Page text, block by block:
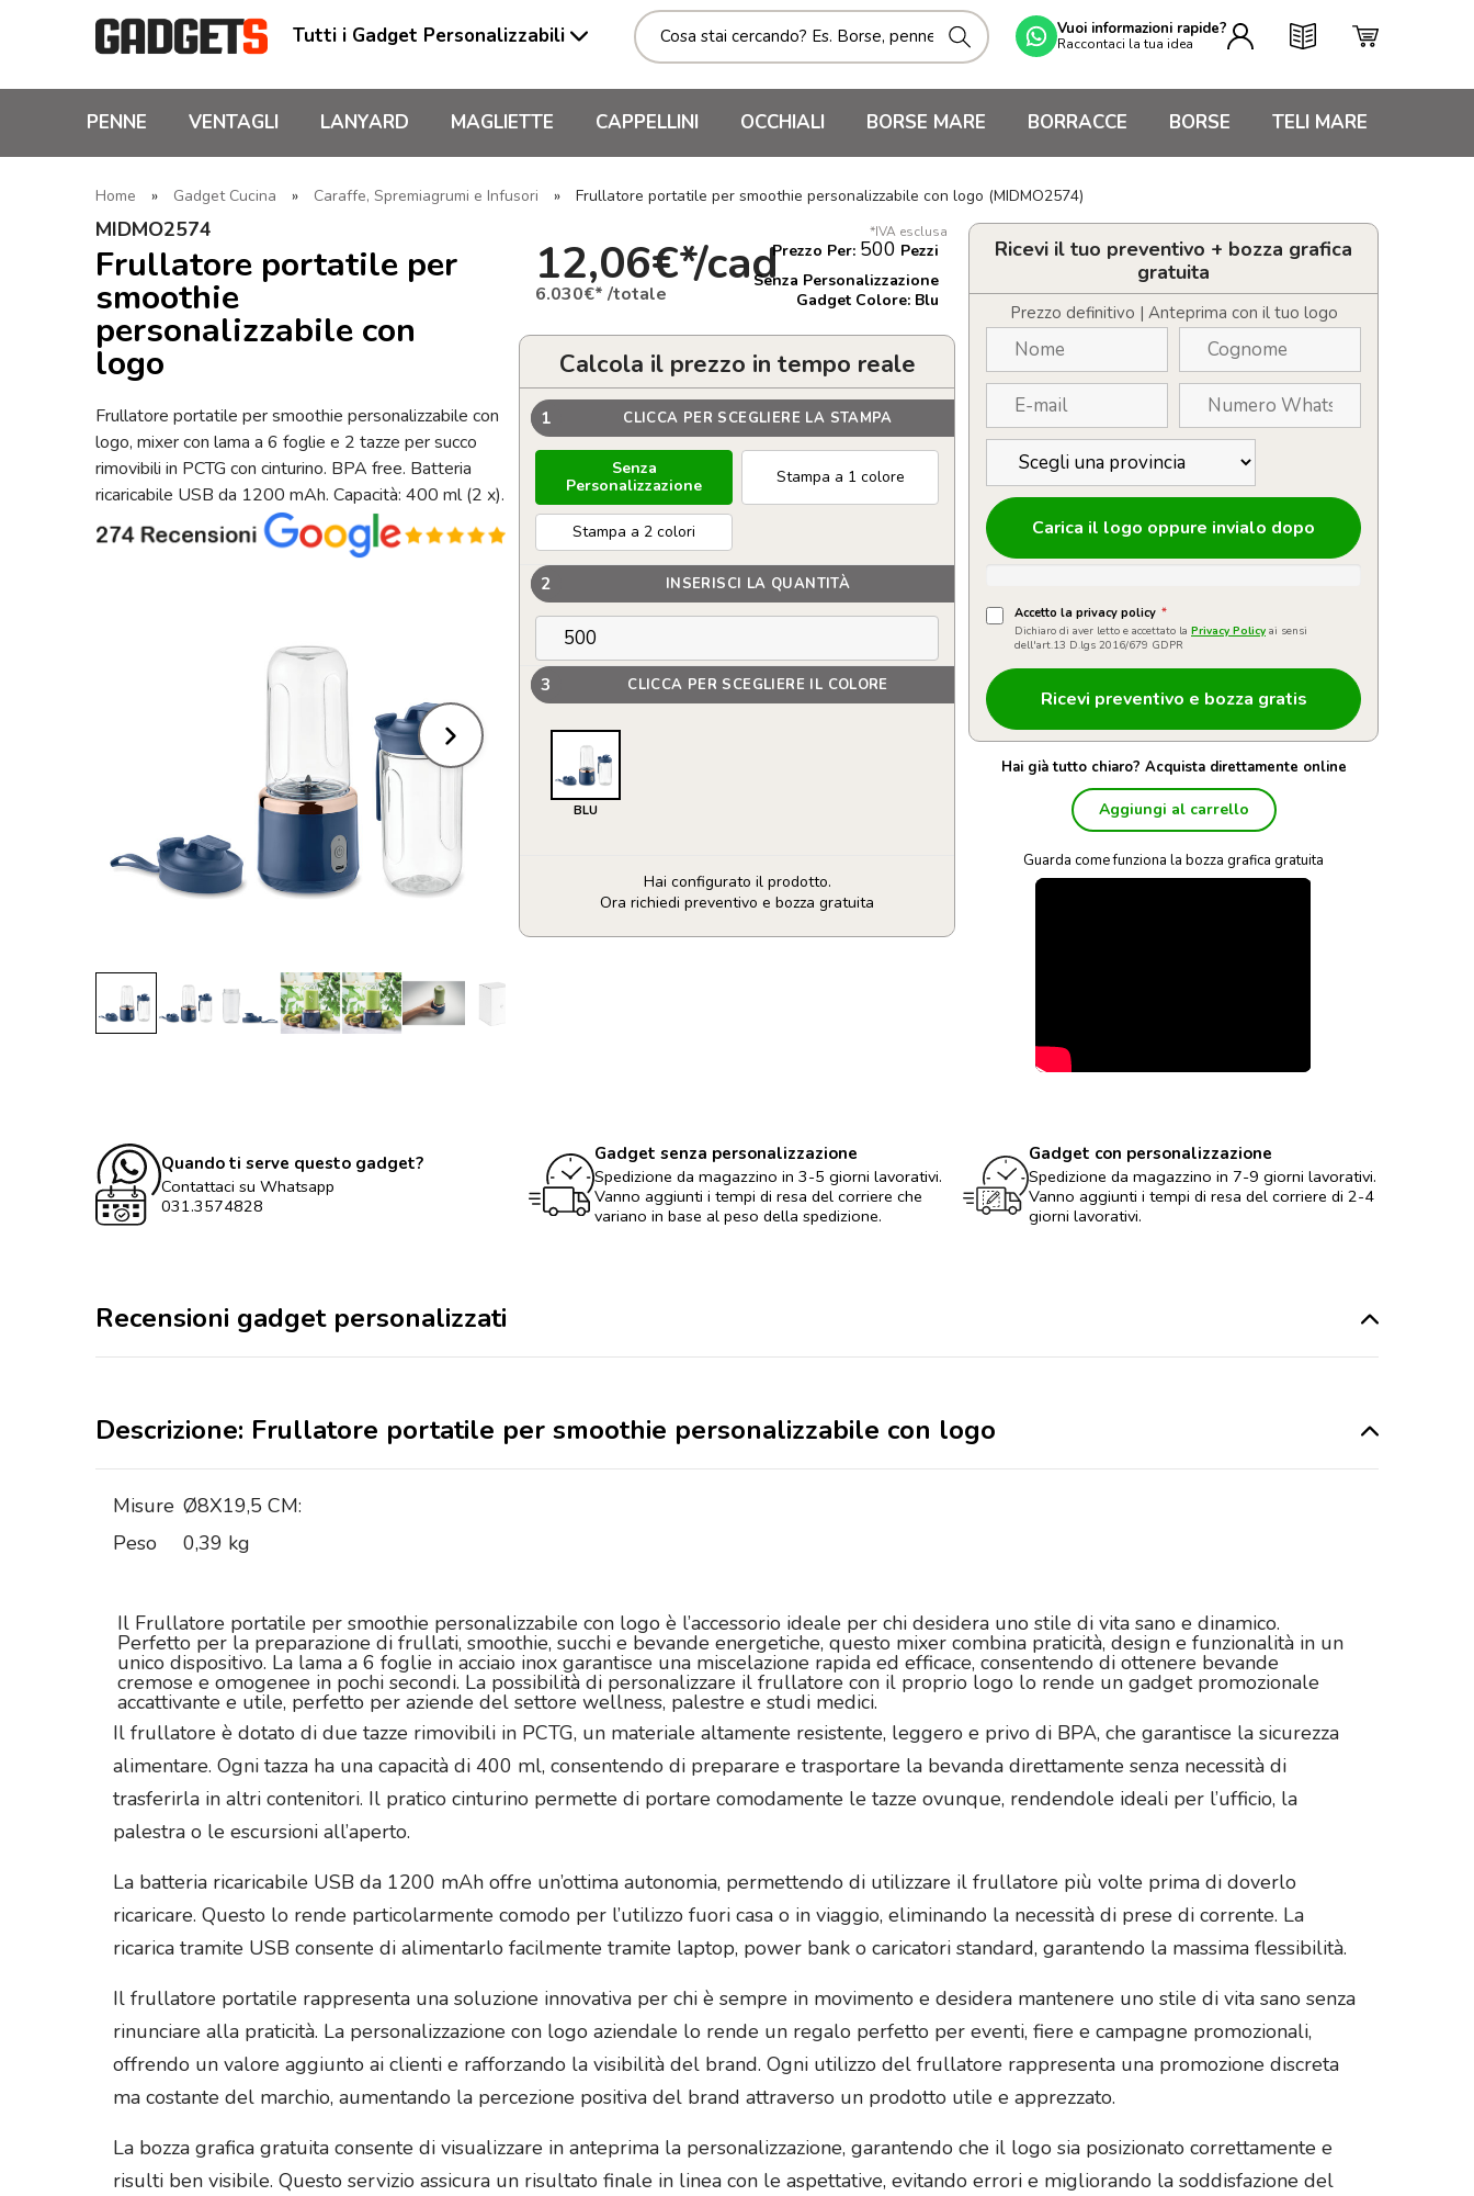
Tutti i Gadget Personalizzabili Vuoi informazioni rapide?
Raccontaci la tua idea
PENNE VENTAGLI LANYARD MAGLIETTE CAPPELLINI OCCHIALI BORSE MARE BORRACCE BORSE TELI MARE
Home » Gadget Cucina » Caraffe, Spremiagrumi e Infusori » Frullatore portatile per smoothie personalizzabile con logo (MIDMO2574)
MIDMO2574
Frullatore portatile per
smoothie
personalizzabile con
logo
Frullatore portatile per smoothie personalizzabile con
logo, mixer con lama a 6 foglie e 2 tazze per succo
rimovibili in PCTG con cinturino. BPA free. Batteria
ricaricabile USB da 1200 mAh. Capacità: 400 ml (2 x).
*IVA esclusa
12,06€*/cad
6.030€* /totale
Prezzo Per: 500 Pezzi
Senza Personalizzazione
Gadget Colore: Blu
Calcola il prezzo in tempo reale
1 CLICCA PER SCEGLIERE LA STAMPA
Senza
Personalizzazione
Stampa a 1 colore
Stampa a 2 colori
2 INSERISCI LA QUANTITÀ
3 CLICCA PER SCEGLIERE IL COLORE
BLU
Hai configurato il prodotto.
Ora richiedi preventivo e bozza gratuita
Frullatore
Ricevi il tuo preventivo + bozza grafica
gratuita
Prezzo definitivo | Anteprima con il tuo logo
Carica il logo oppure invialo dopo
Accetto la privacy policy *
Dichiaro di aver letto e accettato la Privacy Policy ai sensi
dell'art.13 D.lgs 2016/679 GDPR
Hai già tutto chiaro? Acquista direttamente online
Aggiungi al carrello
Guarda come funziona la bozza grafica gratuita
Quando ti serve questo gadget?
Contattaci su Whatsapp
031.3574828
Gadget senza personalizzazione
Spedizione da magazzino in 3-5 giorni lavorativi.
Vanno aggiunti i tempi di resa del corriere che
variano in base al peso della spedizione.
Gadget con personalizzazione
Spedizione da magazzino in 7-9 giorni lavorativi.
Vanno aggiunti i tempi di resa del corriere di 2-4
giorni lavorativi.
Recensioni gadget personalizzati
Descrizione: Frullatore portatile per smoothie personalizzabile con logo
Misure Ø8X19,5 CM:
Peso
0,39 kg
Il Frullatore portatile per smoothie personalizzabile con logo è l’accessorio ideale per chi desidera uno stile di vita sano e dinamico.
Perfetto per la preparazione di frullati, smoothie, succhi e bevande energetiche, questo mixer combina praticità, design e funzionalità in un
unico dispositivo. La lama a 6 foglie in acciaio inox garantisce una miscelazione rapida ed efficace, consentendo di ottenere bevande
cremose e omogenee in pochi secondi. La possibilità di personalizzare il frullatore con il proprio logo lo rende un gadget promozionale
accattivante e utile, perfetto per aziende del settore wellness, palestre e studi medici.
Il frullatore è dotato di due tazze rimovibili in PCTG, un materiale altamente resistente, leggero e privo di BPA, che garantisce la sicurezza
alimentare. Ogni tazza ha una capacità di 400 ml, consentendo di preparare e trasportare la bevanda direttamente senza necessità di
trasferirla in altri contenitori. Il pratico cinturino permette di portare comodamente le tazze ovunque, rendendole ideali per l’ufficio, la
palestra o le escursioni all’aperto.
La batteria ricaricabile USB da 1200 mAh offre un’ottima autonomia, permettendo di utilizzare il frullatore più volte prima di doverlo
ricaricare. Questo lo rende particolarmente comodo per l’utilizzo fuori casa o in viaggio, eliminando la necessità di prese di corrente. La
ricarica tramite USB consente di alimentarlo facilmente tramite laptop, power bank o caricatori standard, garantendo la massima flessibilità.
Il frullatore portatile rappresenta una soluzione innovativa per chi è sempre in movimento e desidera mantenere uno stile di vita sano senza
rinunciare alla praticità. La personalizzazione con logo aziendale lo rende un regalo perfetto per eventi, fiere e campagne promozionali,
offrendo un valore aggiunto ai clienti e rafforzando la visibilità del brand. Ogni utilizzo del frullatore rappresenta una promozione discreta
ma costante del marchio, aumentando la percezione positiva del brand attraverso un prodotto utile e apprezzato.
La bozza grafica gratuita consente di visualizzare in anteprima la personalizzazione, garantendo che il logo sia posizionato correttamente e
risulti ben visibile. Questo servizio assicura un risultato finale in linea con le aspettative, evitando errori e migliorando la soddisfazione del